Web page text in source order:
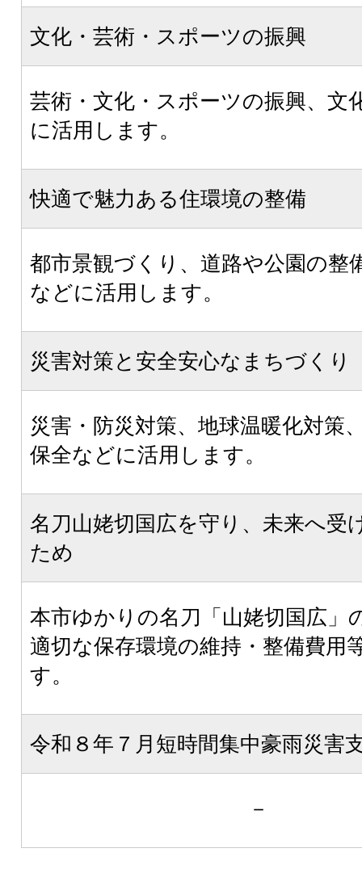
文化・芸術・スポーツの振興
芸術・文化・スポーツの振興、文
に活用します。
快適で魅力ある住環境の整備
都市景観づくり、道路や公園の整
などに活用します。
災害対策と安全安心なまちづくり
災害・防災対策、地球温暖化対策
保全などに活用します。
名刀山姥切国広を守り、未来へ受
ため
本市ゆかりの名刀「山姥切国広」
適切な保存環境の維持・整備費用
す。
令和８年７月短時間集中豪雨災害
－